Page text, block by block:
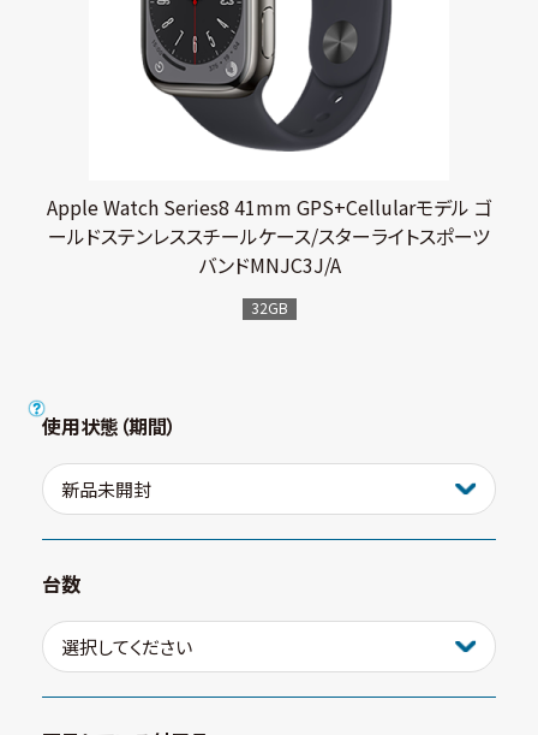
Apple Watch Series8 41mm GPS+Cellularモデル ゴ
ールドステンレススチールケース/スターライトスポーツ
バンドMNJC3J/A
32GB
使用状態（期間）
台数